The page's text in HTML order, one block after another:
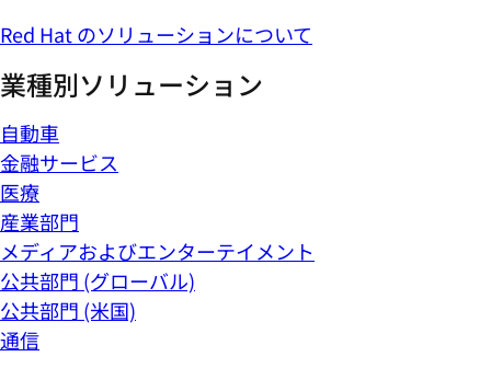
Red Hat のソリューションについて
業種別ソリューション
自動車
金融サービス
医療
産業部門
メディアおよびエンターテイメント
公共部門 (グローバル)
公共部門 (米国)
通信